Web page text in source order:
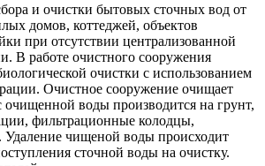
и очистки бытовых сточных вод от
домов, коттеджей, объектов
при отсутствии централизованной
В работе очистного сооружения
очистки с использованием
Очистное сооружение очищает
очищенной воды производится на грунт,
фильтрационные колодцы,
Удаление чищеной воды происходит
сточной воды на очистку.